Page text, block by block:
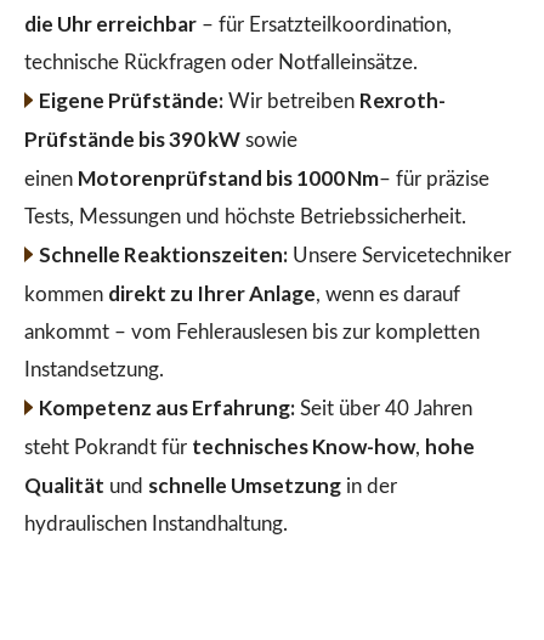
die Uhr erreichbar – für Ersatzteilkoordination,
technische Rückfragen oder Notfalleinsätze.
Eigene Prüfstände:Wir betreiben Rexroth-
Prüfstände bis 390 kW sowie
einen Motorenprüfstand bis 1000 Nm– für präzise
Tests, Messungen und höchste Betriebssicherheit.
Schnelle Reaktionszeiten:Unsere Servicetechniker
kommen direkt zu Ihrer Anlage, wenn es darauf
ankommt – vom Fehlerauslesen bis zur kompletten
Instandsetzung.
Kompetenz aus Erfahrung:Seit über 40 Jahren
steht Pokrandt für technisches Know-how, hohe
Qualität und schnelle Umsetzung in der
hydraulischen Instandhaltung.